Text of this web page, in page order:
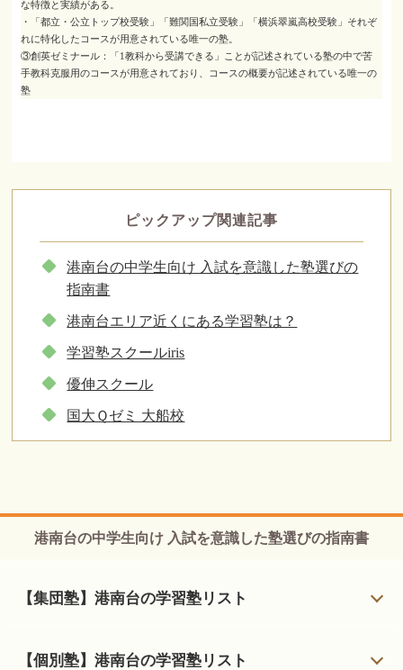
な特徴と実績がある。
・「都立・公立トップ校受験」「難関国私立受験」「横浜翠嵐高校受験」それぞ
れに特化したコースが用意されている唯一の塾。
③創英ゼミナール：「1教科から受講できる」ことが記述されている塾の中で苦
手教科克服用のコースが用意されており、コースの概要が記述されている唯一の
塾
ピックアップ関連記事
港南台の中学生向け 入試を意識した塾選びの
指南書
港南台エリア近くにある学習塾は？
学習塾スクールiris
優伸スクール
国大Ｑゼミ 大船校
港南台の中学生向け 入試を意識した塾選びの指南書
【集団塾】港南台の学習塾リスト
【個別塾】港南台の学習塾リスト